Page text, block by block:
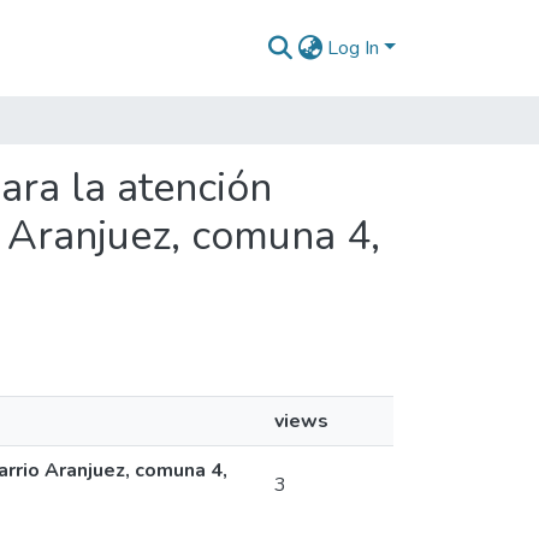
Log In
la atención
comuna 4,
views
Aranjuez, comuna 4,
3